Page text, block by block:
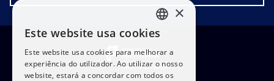
PORTUGUESE
ENGLISH
×
Este website usa cookies
Este website usa cookies para melhorar a
experiência do utilizador. Ao utilizar o nosso
website, estará a concordar com todos os